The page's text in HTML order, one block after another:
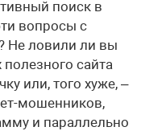
поиск в
вопросы с
Не ловили ли вы
полезного сайта
или, того хуже, –
мошенников,
и параллельно